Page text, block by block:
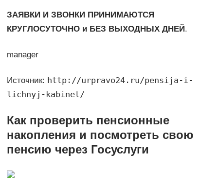
ЗАЯВКИ И ЗВОНКИ ПРИНИМАЮТСЯ
КРУГЛОСУТОЧНО и БЕЗ ВЫХОДНЫХ ДНЕЙ .
manager
Источник: http://urpravo24.ru/pensija-i-
lichnyj-kabinet/
Как проверить пенсионные
накопления и посмотреть свою
пенсию через Госуслуги